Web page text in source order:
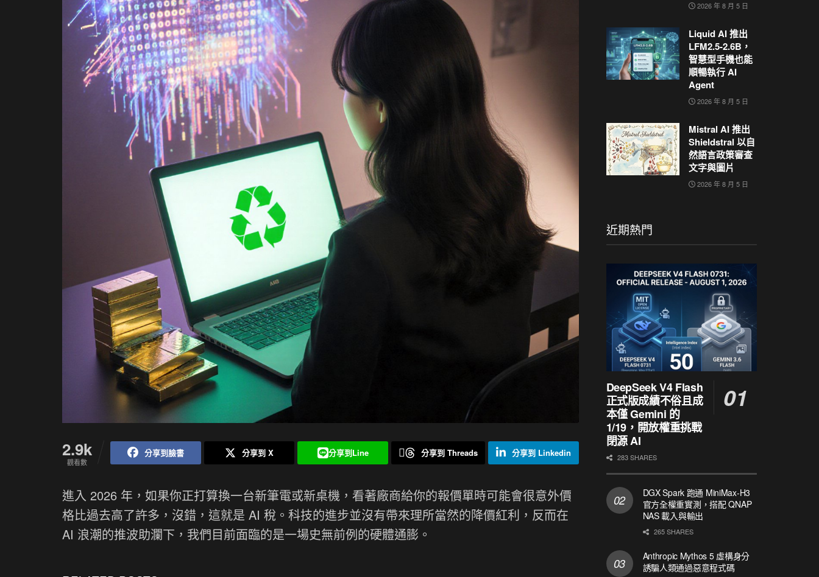
2.9k
觀看數
分享到臉書 分享到 X 分享到Line 分享到 Threads 分享到 Linkedin
進入 2026 年，如果你正打算換一台新筆電或新桌機，看著廠商給你的報價單時可能會很意外價
格比過去高了許多，沒錯，這就是 AI 稅。科技的進步並沒有帶來理所當然的降價紅利，反而在
AI 浪潮的推波助瀾下，我們目前面臨的是一場史無前例的硬體通膨。
2026 年 8 月 5 日
Liquid AI 推出
LFM2.5-2.6B，
智慧型手機也能
順暢執行 AI
Agent
2026 年 8 月 5 日
Mistral AI 推出
Shieldstral 以自
然語言政策審查
文字與圖片
2026 年 8 月 5 日
近期熱門
DeepSeek V4 Flash
正式版成績不俗且成
本僅 Gemini 的
1/19，開放權重挑戰
閉源 AI
283 SHARES
DGX Spark 跑通 MiniMax-H3
官方全權重實測，搭配 QNAP
NAS 載入與輸出
265 SHARES
Anthropic Mythos 5 虛構身分
誘騙人類通過惡意程式碼